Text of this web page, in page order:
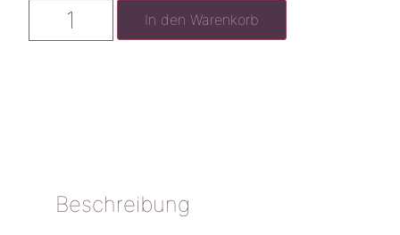
In den Warenkorb
Beschreibung